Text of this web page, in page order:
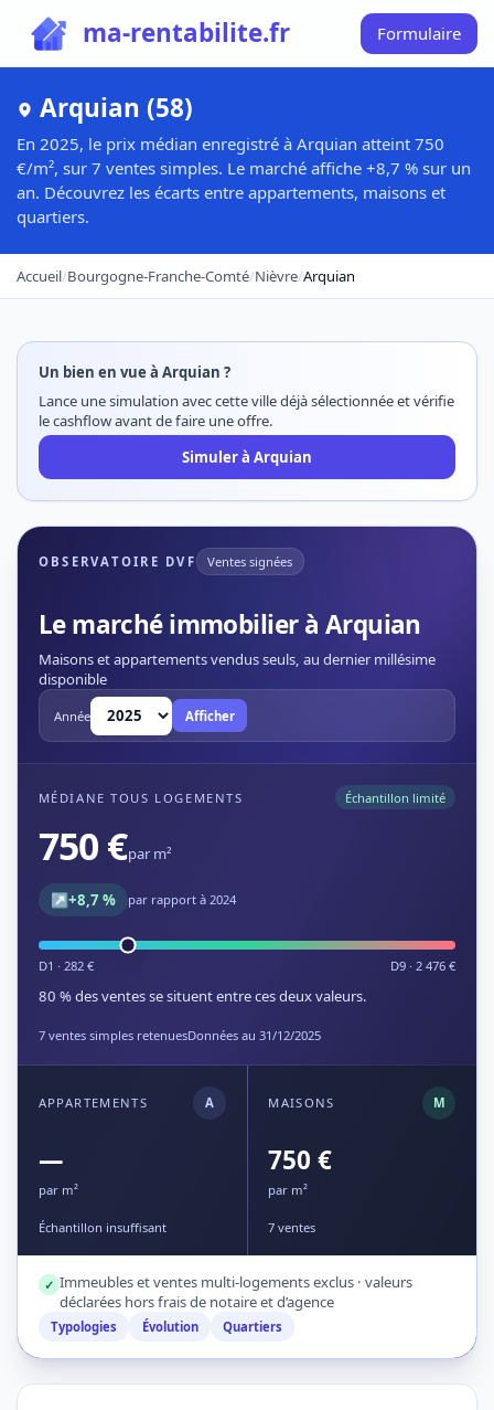
ma-rentabilite.fr Formulaire
Arquian (58)
En 2025, le prix médian enregistré à Arquian atteint 750
€/m², sur 7 ventes simples. Le marché affiche +8,7 % sur un
an. Découvrez les écarts entre appartements, maisons et
quartiers.
Accueil/Bourgogne-Franche-Comté/Nièvre/Arquian
Un bien en vue à Arquian ?
Lance une simulation avec cette ville déjà sélectionnée et vérifie
le cashflow avant de faire une offre.
Simuler à Arquian
OBSERVATOIRE DVF Ventes signées
Le marché immobilier à Arquian
Maisons et appartements vendus seuls, au dernier millésime
disponible
Année Afficher
MÉDIANE TOUS LOGEMENTS Échantillon limité
750 €par m²
↗+8,7 % par rapport à 2024
D1 · 282 € D9 · 2 476 €
80 % des ventes se situent entre ces deux valeurs.
7 ventes simples retenuesDonnées au 31/12/2025
APPARTEMENTS A
—
par m²
Échantillon insuffisant
MAISONS M
750 €
par m²
7 ventes
✓ Immeubles et ventes multi-logements exclus · valeurs
déclarées hors frais de notaire et d’agence
Typologies Évolution Quartiers